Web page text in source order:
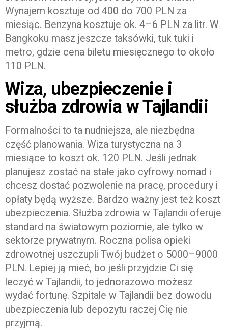
Wynajem kosztuje od 400 do 700 PLN za
miesiąc. Benzyna kosztuje ok. 4–6 PLN za litr. W
Bangkoku masz jeszcze taksówki, tuk tuki i
metro, gdzie cena biletu miesięcznego to około
110 PLN.
Wiza, ubezpieczenie i
służba zdrowia w Tajlandii
Formalności to ta nudniejsza, ale niezbędna
część planowania. Wiza turystyczna na 3
miesiące to koszt ok. 120 PLN. Jeśli jednak
planujesz zostać na stałe jako cyfrowy nomad i
chcesz dostać pozwolenie na pracę, procedury i
opłaty będą wyższe. Bardzo ważny jest też koszt
ubezpieczenia. Służba zdrowia w Tajlandii oferuje
standard na światowym poziomie, ale tylko w
sektorze prywatnym. Roczna polisa opieki
zdrowotnej uszczupli Twój budżet o 5000–9000
PLN. Lepiej ją mieć, bo jeśli przyjdzie Ci się
leczyć w Tajlandii, to jednorazowo możesz
wydać fortunę. Szpitale w Tajlandii bez dowodu
ubezpieczenia lub depozytu raczej Cię nie
przyjmą.